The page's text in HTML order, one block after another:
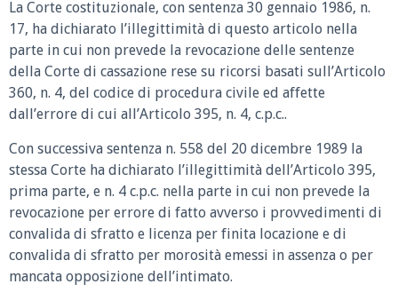
La Corte costituzionale, con sentenza 30 gennaio 1986, n.
17, ha dichiarato l’illegittimità di questo articolo nella
parte in cui non prevede la revocazione delle sentenze
della Corte di cassazione rese su ricorsi basati sull’Articolo
360, n. 4, del codice di procedura civile ed affette
dall’errore di cui all’Articolo 395, n. 4, c.p.c..
Con successiva sentenza n. 558 del 20 dicembre 1989 la
stessa Corte ha dichiarato l’illegittimità dell’Articolo 395,
prima parte, e n. 4 c.p.c. nella parte in cui non prevede la
revocazione per errore di fatto avverso i provvedimenti di
convalida di sfratto e licenza per finita locazione e di
convalida di sfratto per morosità emessi in assenza o per
mancata opposizione dell’intimato.